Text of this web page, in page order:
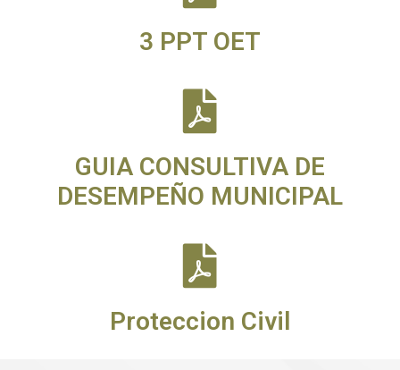
3 PPT OET
GUIA CONSULTIVA DE
DESEMPEÑO MUNICIPAL
Proteccion Civil